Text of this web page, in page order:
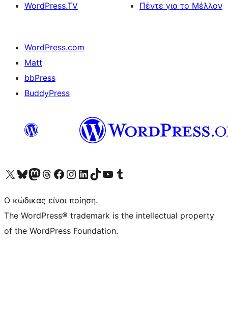
WordPress.TV
Πέντε για το Μέλλον
WordPress.com
Matt
bbPress
BuddyPress
Visit our X (formerly Twitter) account
Visit our Bluesky account
Επισκεφθείτε τον λογαριασμό μας στο Mastodon
Visit our Threads account
Επισκεφτείτε τη σελίδα μας στο Facebook
Επισκεφθείτε τον λογαριασμό μας Instagram
Επισκεφθείτε τον λογαριασμό μας LinkedIn
Visit our TikTok account
Visit our YouTube channel
Visit our Tumblr account
Ο κώδικας είναι ποίηση.
The WordPress® trademark is the intellectual property
of the WordPress Foundation.